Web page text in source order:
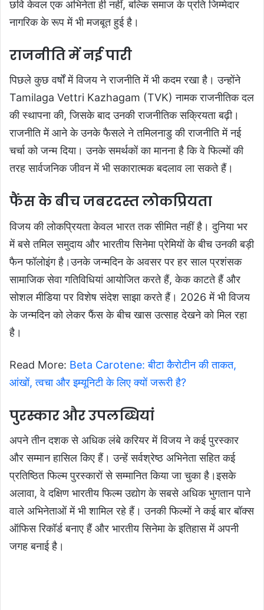
छवि केवल एक अभिनेता ही नहीं, बल्कि समाज के प्रति जिम्मेदार
नागरिक के रूप में भी मजबूत हुई है।
राजनीति में नई पारी
पिछले कुछ वर्षों में विजय ने राजनीति में भी कदम रखा है। उन्होंने
Tamilaga Vettri Kazhagam (TVK) नामक राजनीतिक दल
की स्थापना की, जिसके बाद उनकी राजनीतिक सक्रियता बढ़ी।
राजनीति में आने के उनके फैसले ने तमिलनाडु की राजनीति में नई
चर्चा को जन्म दिया। उनके समर्थकों का मानना है कि वे फिल्मों की
तरह सार्वजनिक जीवन में भी सकारात्मक बदलाव ला सकते हैं।
फैंस के बीच जबरदस्त लोकप्रियता
विजय की लोकप्रियता केवल भारत तक सीमित नहीं है। दुनिया भर
में बसे तमिल समुदाय और भारतीय सिनेमा प्रेमियों के बीच उनकी बड़ी
फैन फॉलोइंग है।उनके जन्मदिन के अवसर पर हर साल प्रशंसक
सामाजिक सेवा गतिविधियां आयोजित करते हैं, केक काटते हैं और
सोशल मीडिया पर विशेष संदेश साझा करते हैं। 2026 में भी विजय
के जन्मदिन को लेकर फैंस के बीच खास उत्साह देखने को मिल रहा
है।
Read More: Beta Carotene: बीटा कैरोटीन की ताकत,
आंखों, त्वचा और इम्यूनिटी के लिए क्यों जरूरी है?
पुरस्कार और उपलब्धियां
अपने तीन दशक से अधिक लंबे करियर में विजय ने कई पुरस्कार
और सम्मान हासिल किए हैं। उन्हें सर्वश्रेष्ठ अभिनेता सहित कई
प्रतिष्ठित फिल्म पुरस्कारों से सम्मानित किया जा चुका है।इसके
अलावा, वे दक्षिण भारतीय फिल्म उद्योग के सबसे अधिक भुगतान पाने
वाले अभिनेताओं में भी शामिल रहे हैं। उनकी फिल्मों ने कई बार बॉक्स
ऑफिस रिकॉर्ड बनाए हैं और भारतीय सिनेमा के इतिहास में अपनी
जगह बनाई है।